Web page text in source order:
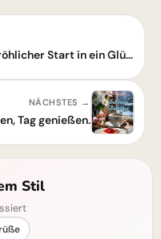
Samstag Morgen: Dein fröhlicher Start in ein Glücks-Wochenende!
NÄCHSTES →
Tag genießen.
Stil